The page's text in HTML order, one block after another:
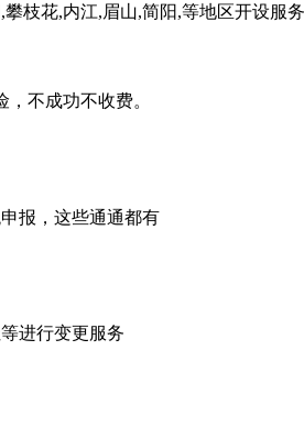
枝花,内江,眉山,简阳,等地区开设服
不成功不收费。
报，这些通通都有
进行变更服务